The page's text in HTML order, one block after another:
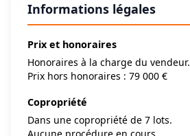
Informations légales
Prix et honoraires
Honoraires à la charge du vendeur.
Prix hors honoraires : 79 000 €
Copropriété
Dans une copropriété de 7 lots.